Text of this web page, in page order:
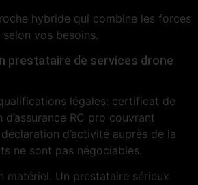
hybride qui combine les forces
vos besoins.
prestataire de services drone
légales: certificat de
RC pro couvrant
d’activité auprès de la
ne sont pas négociables.
matériel. Un prestataire sérieux